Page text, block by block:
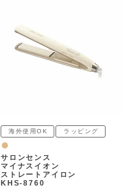
海外使用OK ラッピング
ナチュラル
サロンセンス
マイナスイオン
ストレートアイロン
KHS-8760